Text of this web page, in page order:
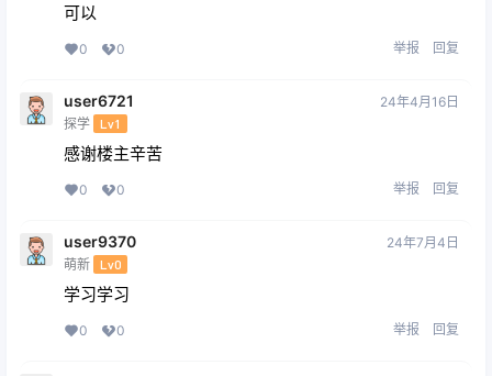
可以
0 0 举报 回复
user6721
探学 Lv1
24年4月16日
感谢楼主辛苦
0 0 举报 回复
user9370
萌新 Lv0
24年7月4日
学习学习
0 0 举报 回复